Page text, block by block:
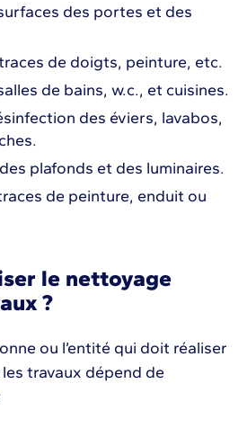
des portes et des
de doigts, peinture, etc.
de bains, w.c., et cuisines.
des éviers, lavabos,
plafonds et des luminaires.
de peinture, enduit ou
le nettoyage
?
ou l’entité qui doit réaliser
travaux dépend de